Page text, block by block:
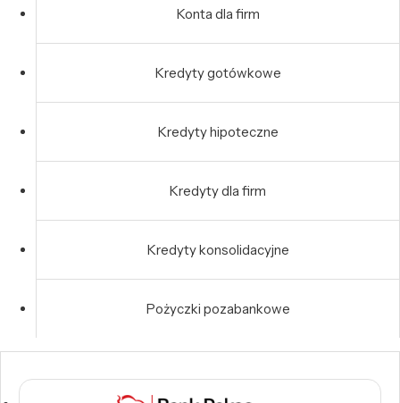
Konta dla firm
Kredyty gotówkowe
Kredyty hipoteczne
Kredyty dla firm
Kredyty konsolidacyjne
Pożyczki pozabankowe